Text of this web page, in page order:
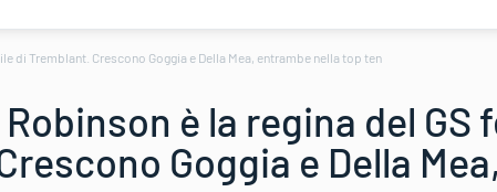
di Tremblant. Crescono Goggia e Della Mea, entrambe nella top ten
Robinson è la regina del
Goggia e Della